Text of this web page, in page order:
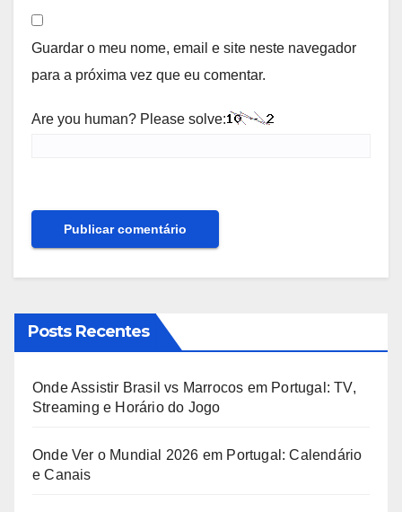
Guardar o meu nome, email e site neste navegador
para a próxima vez que eu comentar.
Are you human? Please solve:
Posts Recentes
Onde Assistir Brasil vs Marrocos em Portugal: TV,
Streaming e Horário do Jogo
Onde Ver o Mundial 2026 em Portugal: Calendário
e Canais